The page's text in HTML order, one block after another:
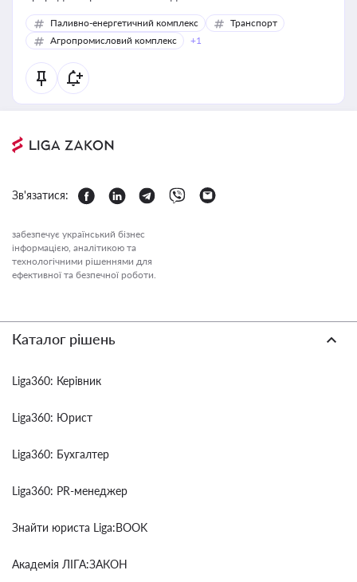
Паливно-енергетичний комплекс
Транспорт
Агропромисловий комплекс
+1
Зв'язатися:
забезпечує український бізнес
інформацією, аналітикою та
технологічними рішеннями для
ефективної та безпечної роботи.
Каталог рішень
Liga360: Керівник
Liga360: Юрист
Liga360: Бухгалтер
Liga360: PR-менеджер
Знайти юриста Liga:BOOK
Академія ЛІГА:ЗАКОН